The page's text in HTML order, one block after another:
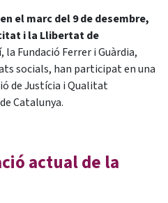
en el marc del 9 de desembre,
i la Llibertat de
Fundació Ferrer i Guàrdia,
socials, han participat en una
de Justícia i Qualitat
Catalunya.
actual de la